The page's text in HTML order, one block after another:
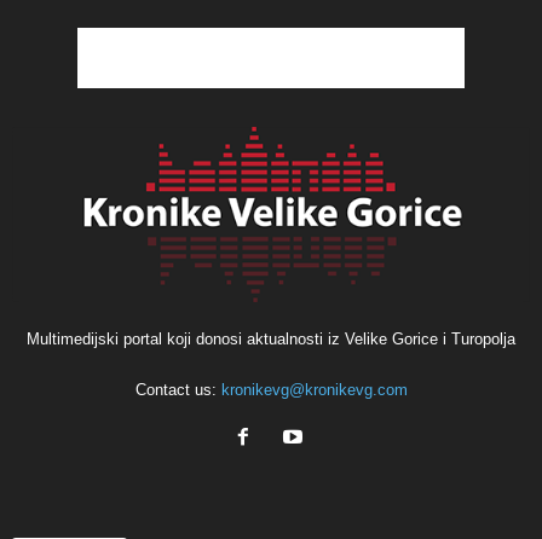
Multimedijski portal koji donosi aktualnosti iz Velike Gorice i Turopolja
Contact us: kronikevg@kronikevg.com